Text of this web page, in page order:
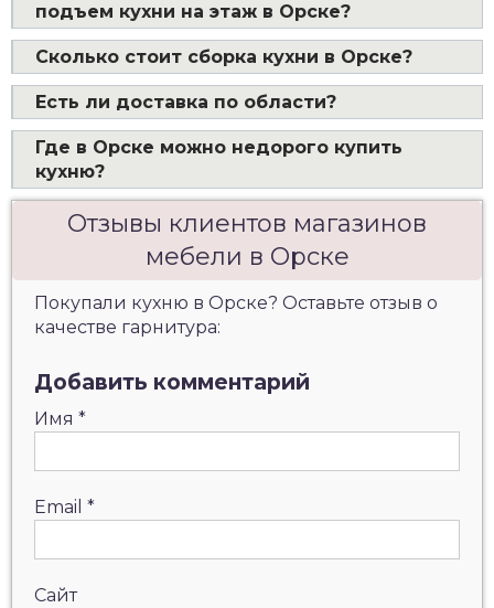
подъем кухни на этаж в Орске?
Сколько стоит сборка кухни в Орске?
Есть ли доставка по области?
Где в Орске можно недорого купить
кухню?
Отзывы клиентов магазинов
мебели в Орске
Покупали кухню в Орске? Оставьте отзыв о
качестве гарнитура:
Добавить комментарий
Имя *
Email *
Сайт